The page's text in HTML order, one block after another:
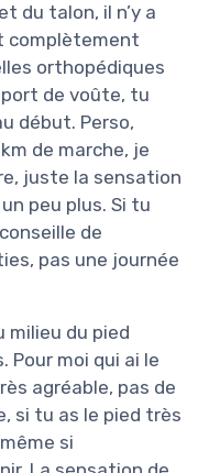
du talon, il n’y a
complètement
orthopédiques
de voûte, tu
début. Perso,
de marche, je
juste la sensation
peu plus. Si tu
de
pas une journée
milieu du pied
Pour moi qui ai le
agréable, pas de
si tu as le pied très
si